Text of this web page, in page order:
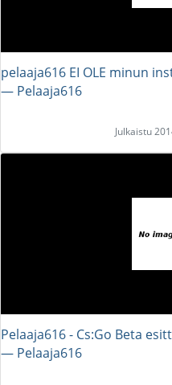
pelaaja616 EI OLE minun
― Pelaaja616
Julkaistu
Pelaaja616 - Cs:Go Beta
― Pelaaja616